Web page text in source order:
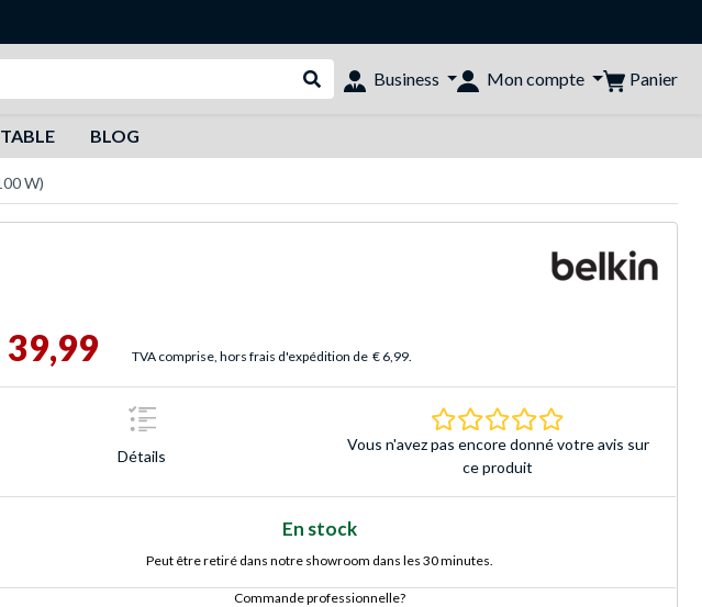
Rechercher dans le shop
Business Mon compte Panier
BLOG
W)
39,99 TVA comprise, hors frais d'expédition de € 6,99.
Détails
0.0 Étoiles Basé sur
Vous n'avez pas encore donné votre avis sur
ce produit
En stock
Peut être retiré dans notre showroom dans les 30 minutes.
Commande professionnelle?